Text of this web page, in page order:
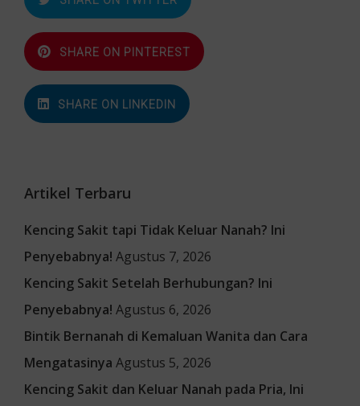
SHARE ON PINTEREST
SHARE ON LINKEDIN
Artikel Terbaru
Kencing Sakit tapi Tidak Keluar Nanah? Ini
Penyebabnya! Agustus 7, 2026
Kencing Sakit Setelah Berhubungan? Ini
Penyebabnya! Agustus 6, 2026
Bintik Bernanah di Kemaluan Wanita dan Cara
Mengatasinya Agustus 5, 2026
Kencing Sakit dan Keluar Nanah pada Pria, Ini